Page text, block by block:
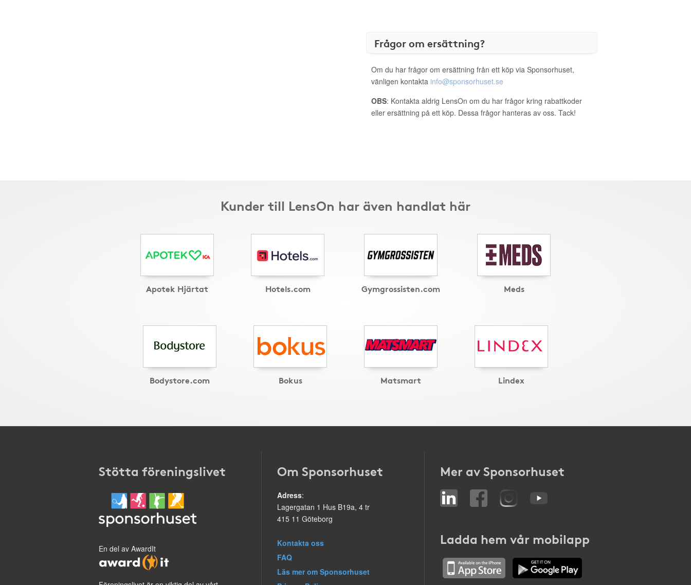
Frågor om ersättning?
Om du har frågor om ersättning från ett köp via Sponsorhuset,
vänligen kontakta info@sponsorhuset.se
OBS: Kontakta aldrig LensOn om du har frågor kring rabattkoder
eller ersättning på ett köp. Dessa frågor hanteras av oss. Tack!
Kunder till LensOn har även handlat här
Apotek Hjärtat Hotels.com Gymgrossisten.com Meds
Bodystore.com Bokus Matsmart Lindex
Stötta föreningslivet
En del av AwardIt
Om Sponsorhuset
Adress:
Lagergatan 1 Hus B19a, 4 tr
415 11 Göteborg
Kontakta oss
FAQ
Läs mer om Sponsorhuset
Mer av Sponsorhuset
Ladda hem vår mobilapp